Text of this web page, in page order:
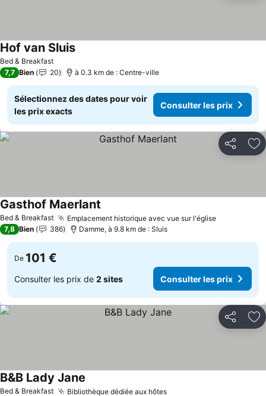
Bed & Breakfast
Hof van Sluis
7,7 Bien 20 à 0.3 km de : Centre-ville
Sélectionnez des dates pour voir
les prix exacts
Consulter les prix
Partager
Bed & Breakfast Emplacement historique avec vue sur l'église
Gasthof Maerlant
7,8 Bien 386 Damme, à 9.8 km de : Sluis
De 101 €
Consulter les prix de 2 sites Consulter les prix
Partager
Bed & Breakfast Bibliothèque dédiée aux hôtes
B&B Lady Jane